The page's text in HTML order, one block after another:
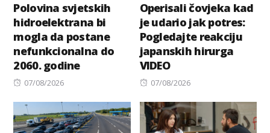
Polovina svjetskih
hidroelektrana bi
mogla da postane
nefunkcionalna do
2060. godine
Posted
07/08/2026
Operisali čovjeka kad
je udario jak potres:
Pogledajte reakciju
japanskih hirurga
VIDEO
Posted
07/08/2026